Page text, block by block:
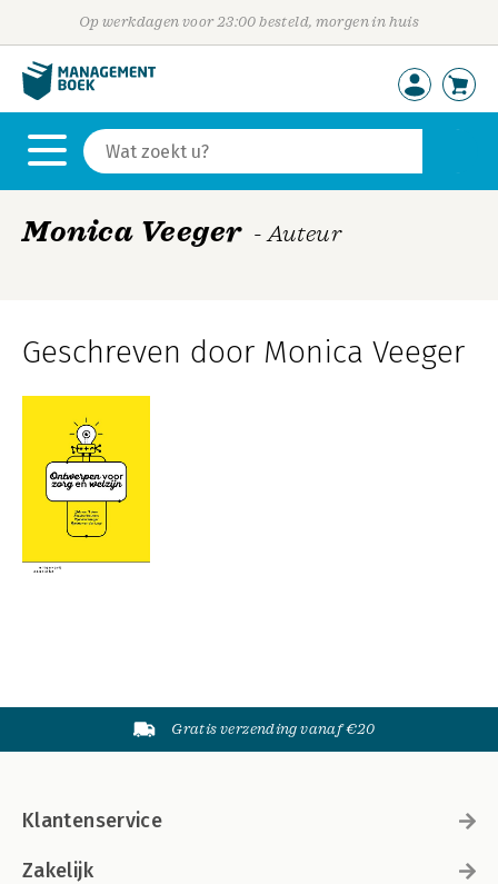
Op werkdagen voor 23:00 besteld, morgen in huis
Monica Veeger - Auteur
Geschreven door Monica Veeger
Gratis verzending vanaf €20
Klantenservice
Zakelijk